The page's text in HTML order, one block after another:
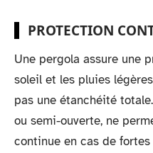
PROTECTION
Une pergola assure une
soleil et les pluies
pas une étanchéité
ou semi-ouverte, ne
continue en cas de